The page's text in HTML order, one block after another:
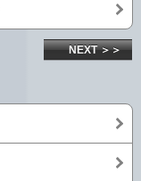
NEXT ＞＞